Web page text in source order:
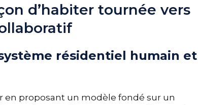
d’habiter tournée vers
résidentiel humain et
en proposant un modèle fondé sur un